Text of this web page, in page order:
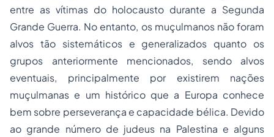
entre as vítimas do holocausto durante a Segunda
Grande Guerra. No entanto, os muçulmanos não foram
alvos tão sistemáticos e generalizados quanto os
grupos anteriormente mencionados, sendo alvos
eventuais, principalmente por existirem nações
muçulmanas e um histórico que a Europa conhece
bem sobre perseverança e capacidade bélica. Devido
ao grande número de judeus na Palestina e alguns